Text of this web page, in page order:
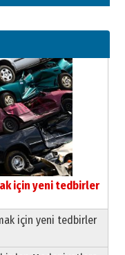
için yeni tedbirler
için yeni tedbirler